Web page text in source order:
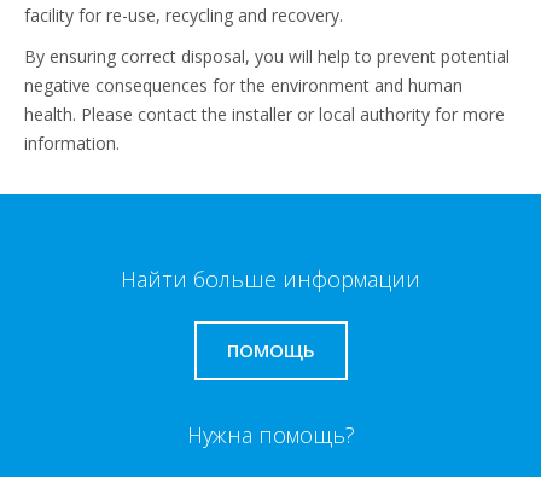
facility for re-use, recycling and recovery.
By ensuring correct disposal, you will help to prevent potential
negative consequences for the environment and human
health. Please contact the installer or local authority for more
information.
Найти больше информации
ПОМОЩЬ
Нужна помощь?